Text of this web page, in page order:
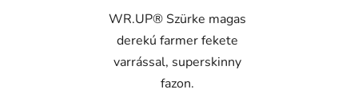
WR.UP® Szürke magas
derekú farmer fekete
varrással, superskinny
fazon.